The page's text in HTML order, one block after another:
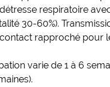
respiratoire
30-60%).
rapproché pour
varie de 1 à 6